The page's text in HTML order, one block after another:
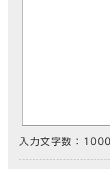
入力文字数：